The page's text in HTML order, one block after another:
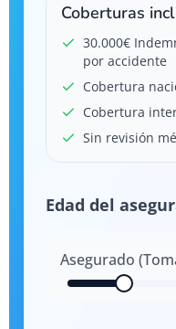
Coberturas
30.000€
por accidente
Cobertura
Cobertura
Sin revisión
Edad del
Asegurado